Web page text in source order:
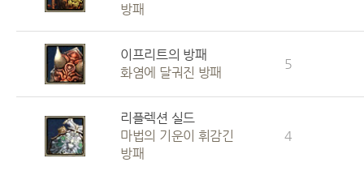
방패
이프리트의 방패
화염에 달궈진 방패
5
리플렉션 실드
마법의 기운이 휘감긴
방패
4